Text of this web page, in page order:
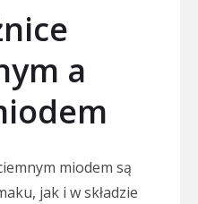
a
miodem są
jak i w składzie